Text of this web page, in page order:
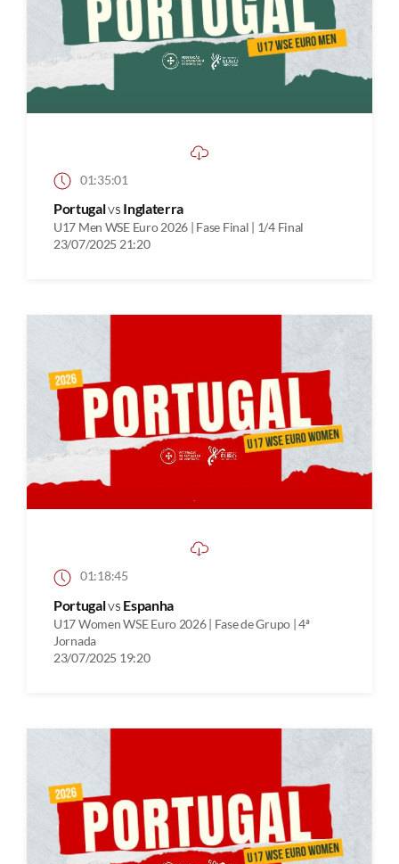
01:35:01
Portugalvs Inglaterra
U17 Men WSE Euro 2026 | Fase Final | 1/4 Final
23/07/2025 21:20
01:18:45
Portugalvs Espanha
U17 Women WSE Euro 2026 | Fase de Grupo | 4ª
Jornada
23/07/2025 19:20